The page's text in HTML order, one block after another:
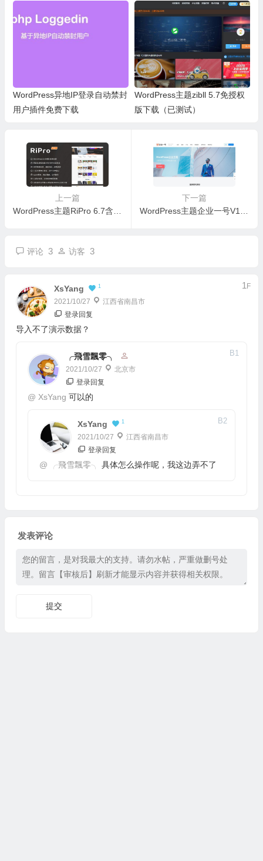
WordPress异地IP登录自动禁封
用户插件免费下载
WordPress主题zibll 5.7免授权
版下载（已测试）
上一篇
下一篇
评论 3 访客 3
XsYang 1
2021/10/27 江西省南昌市
1 F
登录回复
导入不了演示数据？
╭飛雪飄零╮
2021/10/27 北京市
B1
登录回复
@ XsYang 可以的
XsYang 1
2021/10/27 江西省南昌市
B2
登录回复
@ ╭飛雪飄零╮ 具体怎么操作呢，我这边弄不了
发表评论